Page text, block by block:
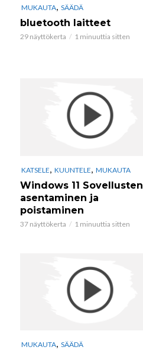
MUKAUTA, SÄÄDÄ
bluetooth laitteet
29 näyttökerta 1 minuuttia sitten
KATSELE, KUUNTELE, MUKAUTA
Windows 11 Sovellusten
asentaminen ja
poistaminen
37 näyttökerta 1 minuuttia sitten
MUKAUTA, SÄÄDÄ